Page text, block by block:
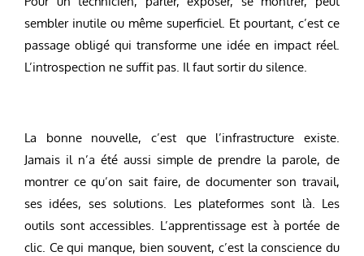
sembler inutile ou même superficiel. Et pourtant, c’est ce
passage obligé qui transforme une idée en impact réel.
L’introspection ne suffit pas. Il faut sortir du silence.
La bonne nouvelle, c’est que l’infrastructure existe.
Jamais il n’a été aussi simple de prendre la parole, de
montrer ce qu’on sait faire, de documenter son travail,
ses idées, ses solutions. Les plateformes sont là. Les
outils sont accessibles. L’apprentissage est à portée de
clic. Ce qui manque, bien souvent, c’est la conscience du